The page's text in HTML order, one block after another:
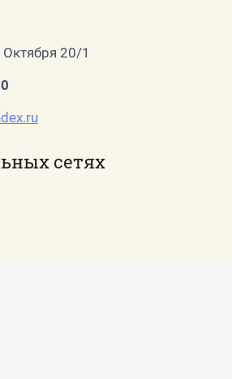
Октября 20/1
сетях